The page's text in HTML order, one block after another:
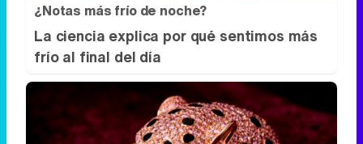
¿Notas más frío de noche?
La ciencia explica por qué sentimos más
frío al final del día